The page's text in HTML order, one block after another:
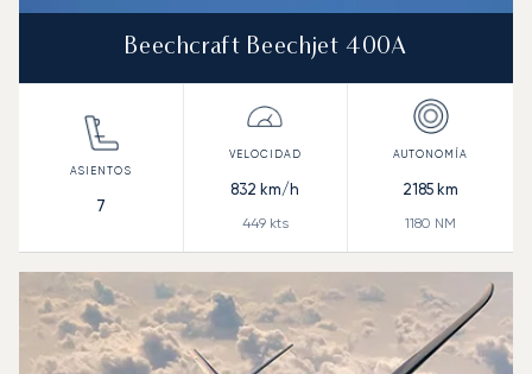
Beechcraft Beechjet 400A
7
832 km/h
449kts
2185 km
1180 NM